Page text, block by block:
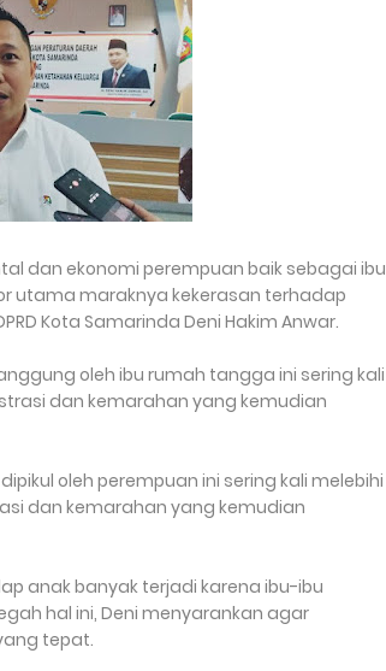
dan ekonomi perempuan baik sebagai ibu
utama maraknya kekerasan terhadap
Kota Samarinda Deni Hakim Anwar.
oleh ibu rumah tangga ini sering kali
dan kemarahan yang kemudian
oleh perempuan ini sering kali melebihi
dan kemarahan yang kemudian
anak banyak terjadi karena ibu-ibu
hal ini, Deni menyarankan agar
tepat.